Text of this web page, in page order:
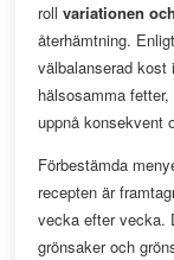
rollvariationen
återhämtning. Enligt
välbalanserad kost
hälsosamma
uppnå konsekvent
Förbestämda
recepten är
vecka efter vecka.
grönsaker och